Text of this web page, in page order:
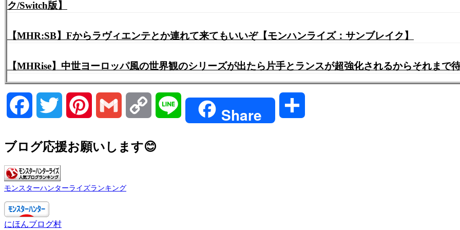
ク/Switch版】
【MHR:SB】Fからラヴィエンテとか連れて来てもいいぞ【モンハンライズ：サンブレイク】
【MHRise】中世ヨーロッパ風の世界観のシリーズが出たら片手とランスが超強化されるからそれまで
Facebook Twitter Pinterest Gmail Copy Share
ブログ応援お願いします😊
モンスターハンターライズランキング
にほんブログ村